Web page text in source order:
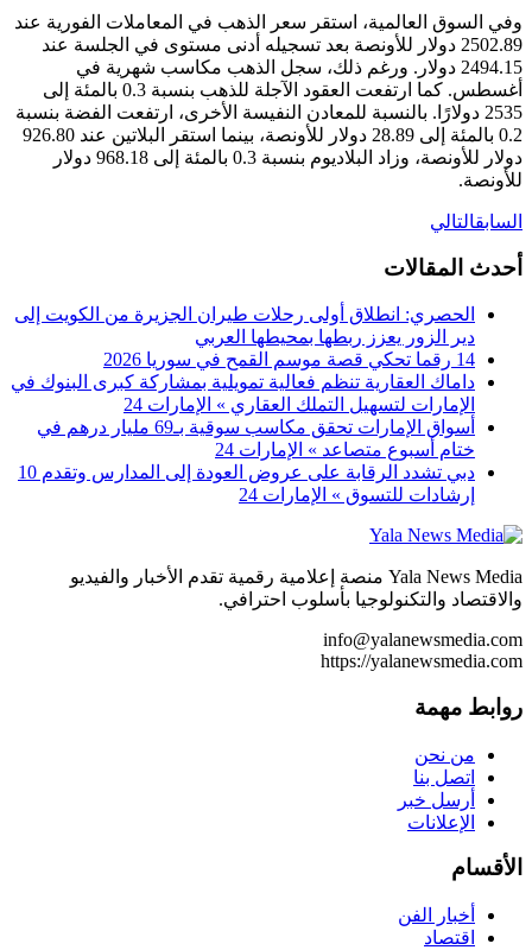
وفي السوق العالمية، استقر سعر الذهب في المعاملات الفورية عند
2502.89 دولار للأونصة بعد تسجيله أدنى مستوى في الجلسة عند
2494.15 دولار. ورغم ذلك، سجل الذهب مكاسب شهرية في
أغسطس. كما ارتفعت العقود الآجلة للذهب بنسبة 0.3 بالمئة إلى
2535 دولارًا. بالنسبة للمعادن النفيسة الأخرى، ارتفعت الفضة بنسبة
0.2 بالمئة إلى 28.89 دولار للأونصة، بينما استقر البلاتين عند 926.80
دولار للأونصة، وزاد البلاديوم بنسبة 0.3 بالمئة إلى 968.18 دولار
للأونصة.
السابقالتالي
أحدث المقالات
الحصري: انطلاق أولى رحلات طيران الجزيرة من الكويت إلى
دير الزور يعزز ربطها بمحيطها العربي
14 رقما تحكي قصة موسم القمح في سوريا 2026
داماك العقارية تنظم فعالية تمويلية بمشاركة كبرى البنوك في
الإمارات لتسهيل التملك العقاري » الإمارات 24
أسواق الإمارات تحقق مكاسب سوقية بـ69 مليار درهم في
ختام أسبوع متصاعد » الإمارات 24
دبي تشدد الرقابة على عروض العودة إلى المدارس وتقدم 10
إرشادات للتسوق » الإمارات 24
Yala News Media منصة إعلامية رقمية تقدم الأخبار والفيديو
والاقتصاد والتكنولوجيا بأسلوب احترافي.
info@yalanewsmedia.com
https://yalanewsmedia.com
روابط مهمة
من نحن
اتصل بنا
أرسل خبر
الإعلانات
الأقسام
أخبار الفن
اقتصاد